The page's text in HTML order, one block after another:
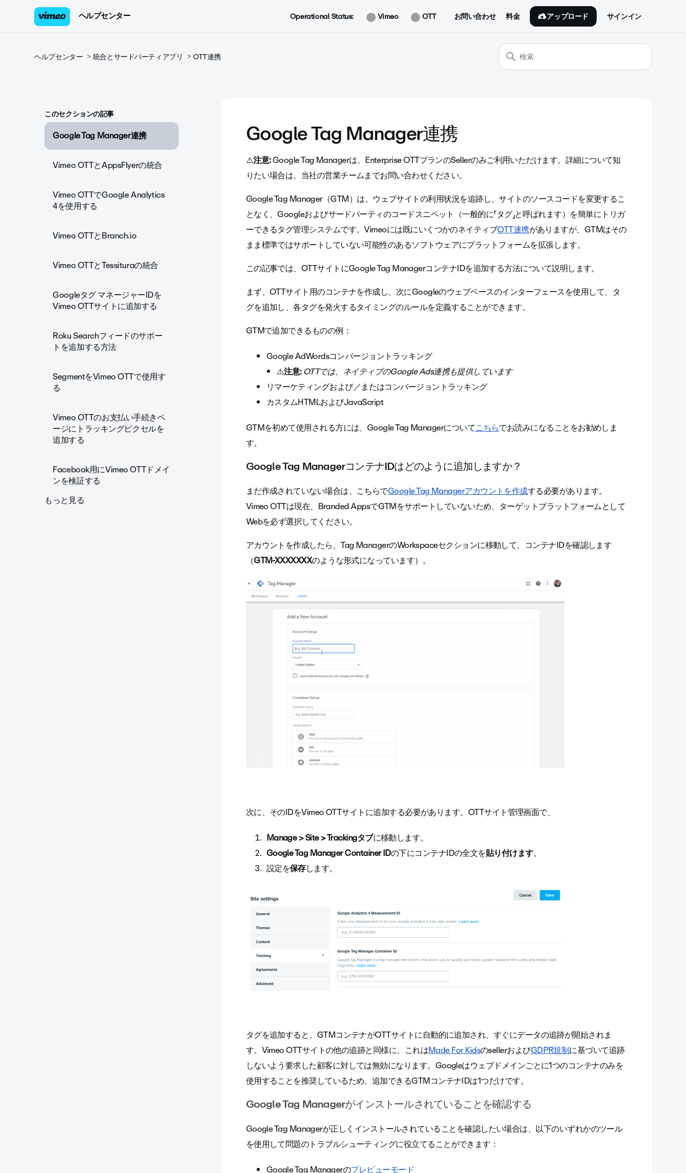
ヘルプセンター Operational Status: Vimeo OTT お問い合わせ 料金 アップロード サインイン
ヘルプセンター 統合とサードパーティアプリ OTT連携
このセクションの記事
Google Tag Manager連携
Vimeo OTTとAppsFlyerの統合
Vimeo OTTでGoogle Analytics
4を使用する
Vimeo OTTとBranch.io
Vimeo OTTとTessituraの統合
Googleタグ マネージャーIDを
Vimeo OTTサイトに追加する
Roku Searchフィードのサポー
トを追加する方法
SegmentをVimeo OTTで使用す
る
Vimeo OTTのお支払い手続きペ
ージにトラッキングピクセルを
追加する
Facebook用にVimeo OTTドメイ
ンを検証する
もっと見る
Google Tag Manager連携
⚠️注意:Google Tag Managerは、Enterprise OTTプランのSellerのみご利用いただけます。詳細について知
りたい場合は、当社の営業チームまでお問い合わせください。
Google Tag Manager（GTM）は、ウェブサイトの利用状況を追跡し、サイトのソースコードを変更するこ
となく、Googleおよびサードパーティのコードスニペット（一般的に「タグ」と呼ばれます）を簡単にトリガ
ーできるタグ管理システムです。Vimeoには既にいくつかのネイティブOTT連携がありますが、GTMはその
まま標準ではサポートしていない可能性のあるソフトウェアにプラットフォームを拡張します。
この記事では、OTTサイトにGoogle Tag ManagerコンテナIDを追加する方法について説明します。
まず、OTTサイト用のコンテナを作成し、次にGoogleのウェブベースのインターフェースを使用して、タ
グを追加し、各タグを発火するタイミングのルールを定義することができます。
GTMで追加できるものの例：
Google AdWordsコンバージョントラッキング
⚠️注意: OTTでは、ネイティブのGoogle Ads連携も提供しています
リマーケティングおよび／またはコンバージョントラッキング
カスタムHTMLおよびJavaScript
GTMを初めて使用される方には、Google Tag Managerについてこちらでお読みになることをお勧めしま
す。
Google Tag ManagerコンテナIDはどのように追加しますか？
まだ作成されていない場合は、こちらでGoogle Tag Managerアカウントを作成する必要があります。
Vimeo OTTは現在、Branded AppsでGTMをサポートしていないため、ターゲットプラットフォームとして
Webを必ず選択してください。
アカウントを作成したら、Tag ManagerのWorkspaceセクションに移動して、コンテナIDを確認します
（GTM-XXXXXXXのような形式になっています）。
次に、そのIDをVimeo OTTサイトに追加する必要があります。OTTサイト管理画面で、
Manage > Site > Trackingタブに移動します。
Google Tag Manager Container IDの下にコンテナIDの全文を貼り付けます。
設定を保存します。
タグを追加すると、GTMコンテナがOTTサイトに自動的に追加され、すぐにデータの追跡が開始されま
す。Vimeo OTTサイトの他の追跡と同様に、これはMade For KidsのsellerおよびGDPR規制に基づいて追跡
しないよう要求した顧客に対しては無効になります。Googleはウェブドメインごとに1つのコンテナのみを
使用することを推奨しているため、追加できるGTMコンテナIDは1つだけです。
Google Tag Managerがインストールされていることを確認する
Google Tag Managerが正しくインストールされていることを確認したい場合は、以下のいずれかのツール
を使用して問題のトラブルシューティングに役立てることができます：
Google Tag Managerのプレビューモード